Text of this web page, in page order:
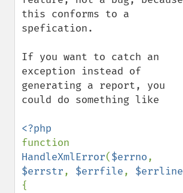
this conforms to a
spefication.
If you want to catch an
exception instead of
generating a report, you
could do something like
HandleXmlError($errno
$errstr, $errfile, $errline
{